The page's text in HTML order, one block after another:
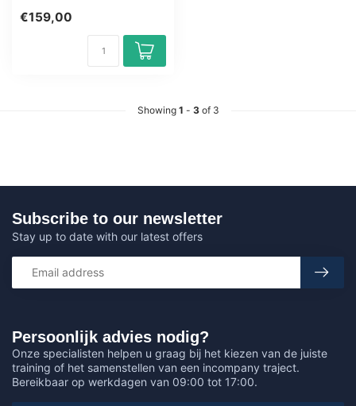
24/7 ac...
€159,00
Showing 1 - 3of 3
Persoonlijk advies nodig?
Onze specialisten helpen u graag bij het kiezen van de juiste
training of het samenstellen van een incompany traject.
Bereikbaar op werkdagen van 09:00 tot 17:00.
Subscribe to our newsletter
Stay up to date with our latest offers